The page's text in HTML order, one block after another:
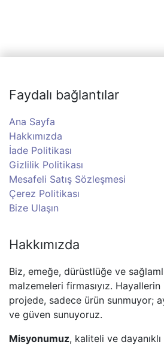
Faydalı bağlantılar
Ana Sayfa
Hakkımızda
İade Politikası
Gizlilik Politikası
Mesafeli Satış Sözleşmesi
Çerez Politikası
Bize Ulaşın
Hakkımızda
Biz, emeğe, dürüstlüğe ve
malzemeleri firmasıyız.
projede, sadece ürün sunmuyor;
ve güven sunuyoruz.
Misyonumuz, kaliteli ve